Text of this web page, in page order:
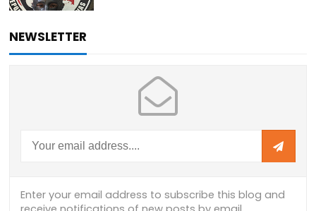
NEWSLETTER